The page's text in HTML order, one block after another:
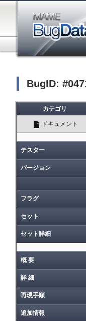
BugID:
カテゴリ
ドキュメント
テスター
バージョン
フラグ
セット
セット詳細
概 要
詳 細
再現手順
追加情報